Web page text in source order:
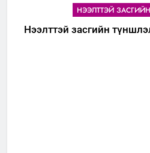
НЭЭЛТТЭЙ
Нээлттэй засгийн